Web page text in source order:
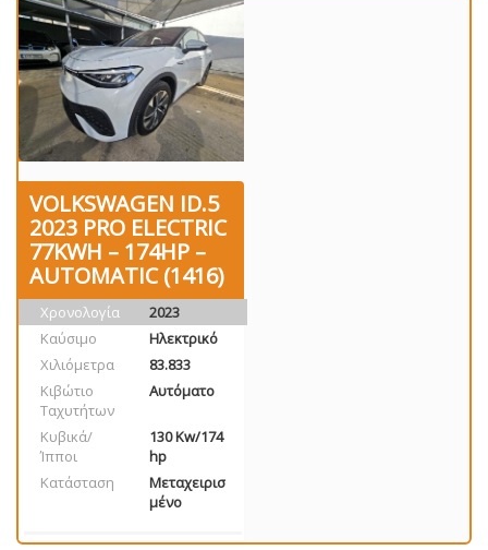
VOLKSWAGEN ID.5
2023 PRO ELECTRIC
77KWH – 174HP –
AUTOMATIC (1416)
Χρονολογία
2023
Καύσιμο
Ηλεκτρικό
Χιλιόμετρα
83.833
Κιβώτιο
Ταχυτήτων
Αυτόματο
Κυβικά/
Ίπποι
130 Kw/174
hp
Κατάσταση
Μεταχειρισ
μένο